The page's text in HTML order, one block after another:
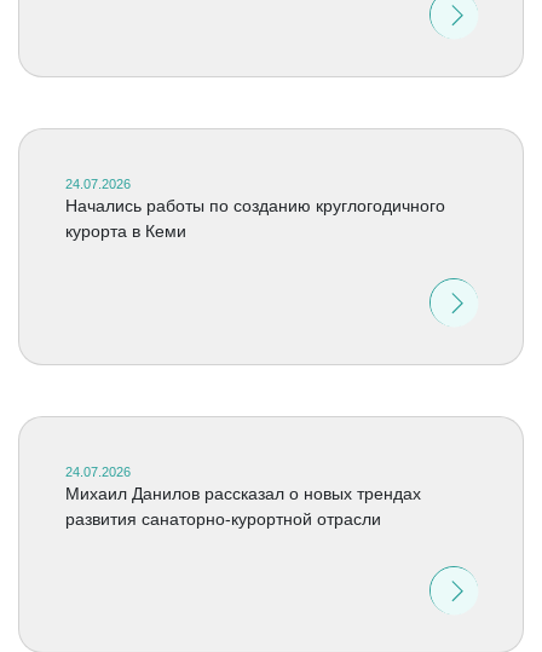
24.07.2026
Начались работы по созданию круглогодичного
курорта в Кеми
24.07.2026
Михаил Данилов рассказал о новых трендах
развития санаторно-курортной отрасли